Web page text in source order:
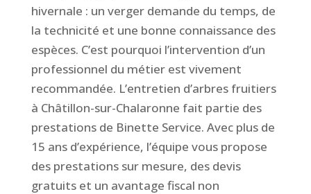
hivernale : un verger demande du temps, de
la technicité et une bonne connaissance des
espèces. C’est pourquoi l’intervention d’un
professionnel du métier est vivement
recommandée. L’entretien d’arbres fruitiers
à Châtillon-sur-Chalaronne fait partie des
prestations de Binette Service. Avec plus de
15 ans d’expérience, l’équipe vous propose
des prestations sur mesure, des devis
gratuits et un avantage fiscal non